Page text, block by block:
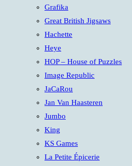
Grafika
Great British Jigsaws
Hachette
Heye
HOP – House of Puzzles
Image Republic
JaCaRou
Jan Van Haasteren
Jumbo
King
KS Games
La Petite Épicerie